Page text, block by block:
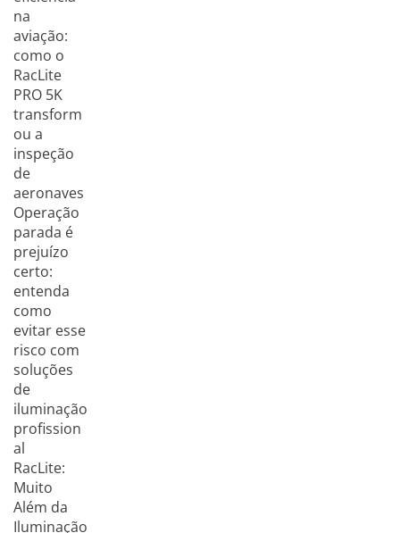
na
aviação:
como o
RacLite
PRO 5K
transform
ou a
inspeção
de
aeronaves
Operação
parada é
prejuízo
certo:
entenda
como
evitar esse
risco com
soluções
de
iluminação
profission
al
RacLite:
Muito
Além da
Iluminação